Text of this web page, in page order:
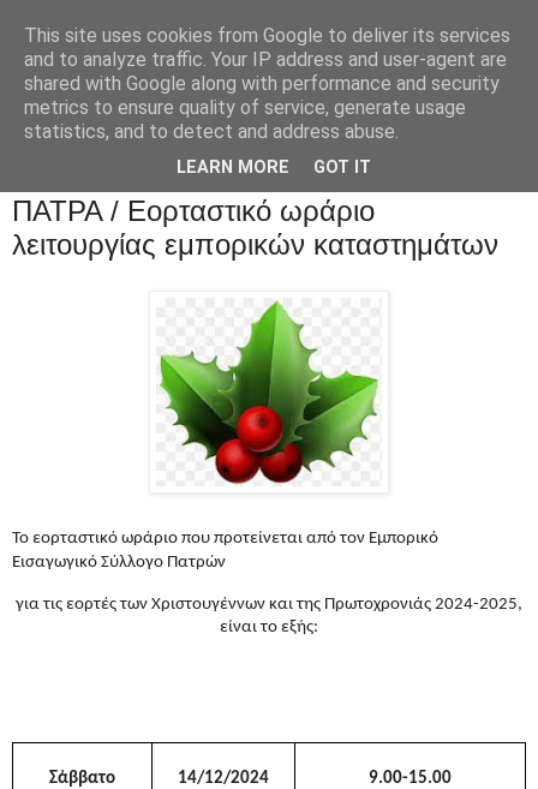
ΠΑΤΡΑ / Εορταστικό ωράριο
λειτουργίας εμπορικών καταστημάτων
Το εορταστικό ωράριο που προτείνεται από τον Εμπορικό
Εισαγωγικό Σύλλογο Πατρών
για τις εορτές των Χριστουγέννων και της Πρωτοχρονιάς 2024-2025,
είναι το εξής:
Σάββατο 14/12/2024 9.00-15.00
This site uses cookies from Google to deliver its services
and to analyze traffic. Your IP address and user-agent are
shared with Google along with performance and security
metrics to ensure quality of service, generate usage
statistics, and to detect and address abuse.
LEARN MORE GOT IT